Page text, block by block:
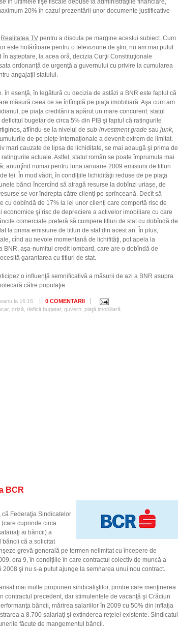
în ultimele fişe fiscale depuse la administraţiile financiare,
20% în cazul prezentării unor documente justificative
Realitatea TV pentru a discuta pe margine acestui subiect. Cum
este hotărîtoare pentru o televiziune de ştiri, nu am mai putut
în aşteptare, la acea oră, decizia Curţii Constituţionale
ordonanţă de urgenţă a guvernului cu privire la cumularea
angajaţii statului.
în esenţă, în legătură cu decizia de astăzi a BNR este faptul că
măsură ceea ce se întîmplă pe piaţa imobiliară. Aşa cum am
pe piaţa creditării a apărut un mare concurent: statul
bugetar de circa 5% din PIB şi faptul că ratingurile
aflîndu-se la nivelul de sub-investment grade sau junk,
de pe pieţe internaţionale a devenit extrem de limitat.
mari cauzate de lipsa de lichiditate, se mai adaugă şi prima de
actuale. Astfel, statul român se poate împrumuta mai
anunţînd numai pentru luna ianuarie 2009 emisiuni de titluri
lei. În mod vădit, în condiţiile lichidităţii reduse de pe piaţa
bănci încercînd să atragă resurse la dobînzi uriaşe, de
se vor îndrepta către clienţi pe sprînceană. Decît să
cu dobîndă de 17% la lei unor clienţi care comportă risc de
economice şi risc de depreciere a activelor imobiliare cu care
comerciale preferă să cumpere titluri de stat cu dobîndă de
la prima emisiune de titluri de stat din acest an. În plus,
cînd au nevoie momentană de lichifităţi, pot apela la
BNR, aşa-numitul credit lombard, care are o dobîndă de
garantarea cu titluri de stat.
o influenţă semnificativă a măsurii de azi a BNR asupra
către populaţie.
la 16:16
0 COMENTARII
, criză deficit bugetar, guvern piaţă imobiliară
BCR
că Federaţia Sindicatelor
cuprinde circa
ai băncii) a
băncii că a solicitat
grevă generală pe termen nelimitat cu începere de
ora 9, în condiţiile în care contractul colectiv de muncă a
2008 şi nu s-a putut ajunge la semnarea unui nou contract.
mai multe propuneri sindicaliştilor, printre care menţinerea
contractul precedent, dar stimulentele de vacanţă şi Crăciun
băncii, mărirea salariilor în 2009 cu 50% din inflaţia
a 8.700 salariaţi şi extinderea reţelei existente. Sindicatul
făcute de mangementul băncii.